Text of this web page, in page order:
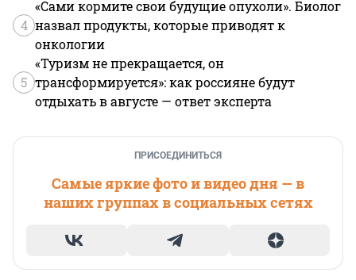
4
«Сами кормите свои будущие опухоли». Биолог
назвал продукты, которые приводят к
онкологии
5
«Туризм не прекращается, он
трансформируется»: как россияне будут
отдыхать в августе — ответ эксперта
ПРИСОЕДИНИТЬСЯ
Самые яркие фото и видео дня — в
наших группах в социальных сетях